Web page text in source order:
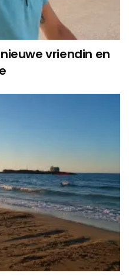
vriendin en